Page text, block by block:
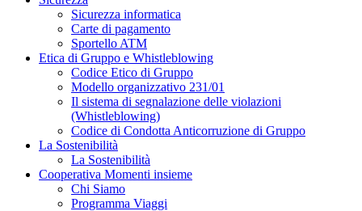
Sicurezza informatica
Carte di pagamento
Sportello ATM
Etica di Gruppo e Whistleblowing
Codice Etico di Gruppo
Modello organizzativo 231/01
Il sistema di segnalazione delle violazioni
(Whistleblowing)
Codice di Condotta Anticorruzione di Gruppo
La Sostenibilità
La Sostenibilità
Cooperativa Momenti insieme
Chi Siamo
Programma Viaggi